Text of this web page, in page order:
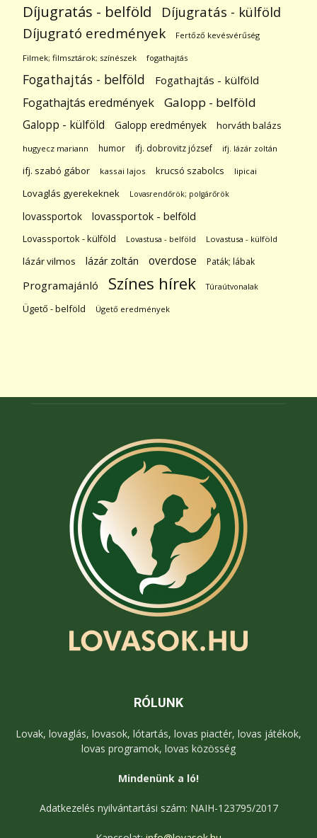
Díjugratás - belföld Díjugratás - külföld
Díjugrató eredmények Fertőző kevésvérűség
Filmek; filmsztárok; színészek fogathajtás
Fogathajtás - belföld Fogathajtás - külföld
Fogathajtás eredmények Galopp - belföld
Galopp - külföld Galopp eredmények horváth balázs
hugyecz mariann humor ifj. dobrovitz józsef ifj. lázár zoltán
ifj. szabó gábor kassai lajos krucsó szabolcs lipicai
Lovaglás gyerekeknek Lovasrendőrök; polgárőrök
lovassportok lovassportok - belföld
Lovassportok - külföld Lovastusa - belföld Lovastusa - külföld
lázár vilmos lázár zoltán overdose Paták; lábak
Programajánló Színes hírek Túraútvonalak
Ügető - belföld Ügető eredmények
RÓLUNK
Lovak, lovaglás, lovasok, lótartás, lovas piactér, lovas játékok,
lovas programok, lovas közösség
Mindenünk a ló!
Adatkezelés nyilvántartási szám: NAIH-123795/2017